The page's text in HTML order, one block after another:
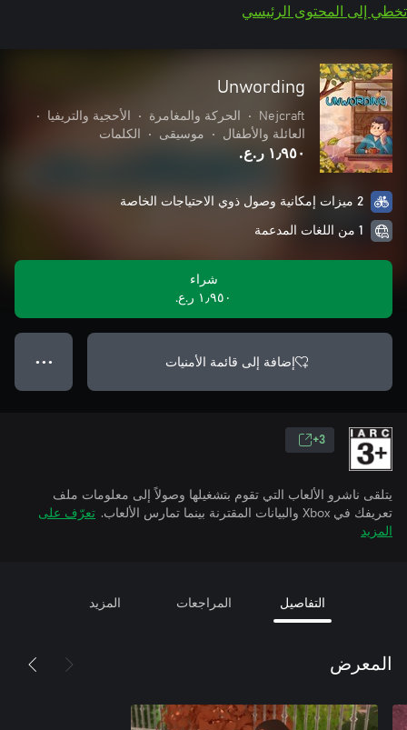
تخطي إلى المحتوى الرئيسي
Unwording
Nejcraft
• الحركة والمغامرة • الأحجية والتريفيا
•
العائلة والأطفال
• موسيقى • الكلمات
١٫٩٥٠ ر.ع.‏
2 ميزات إمكانية وصول ذوي الاحتياجات الخاصة
1 من اللغات المدعمة
شراء
١٫٩٥٠ ر.ع.‏
إضافة إلى قائمة الأمنيات ● ● ●
3+
يتلقى ناشرو الألعاب التي تقوم بتشغيلها وصولاً إلى معلومات ملف
تعريفك في Xbox والبيانات المقترنة بينما تمارس الألعاب.
تعرّف على
المزيد
التفاصيل المراجعات المزيد
المعرض